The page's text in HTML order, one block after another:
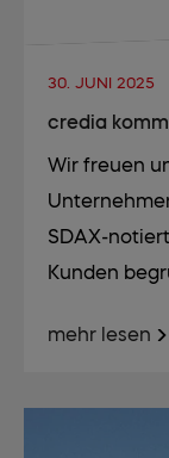
30. JUNI 2025
credia
Wir freuen
SDAX-
Kunden
mehr lesen